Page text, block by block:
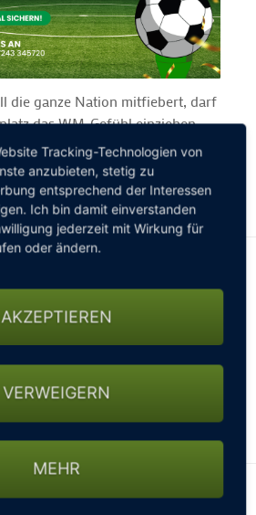
die ganze Nation mitfiebert, darf
das WM-Gefühl einziehen.
Leidenschaft und smarte
dir 700€ Rabatt auf unsere
ein gratis Zubehör Paket.
PG Powergolf Caddy
Tracking-Technologien von
anzubieten, stetig zu
entsprechend der Interessen
Ich bin damit einverstanden
jederzeit mit Wirkung für
oder ändern.
AKZEPTIEREN
VERWEIGERN
MEHR